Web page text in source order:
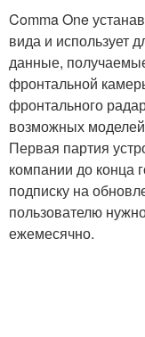
Comma One
вида и использует
данные,
фронтальной
фронтального
возможных
Первая партия
компании до конца
подписку на
пользователю
ежемесячно.